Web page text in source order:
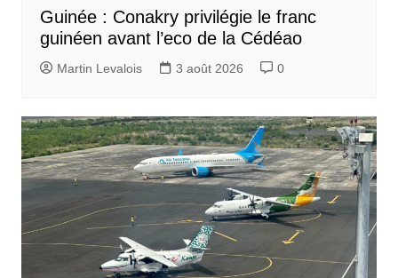
Guinée : Conakry privilégie le franc
guinéen avant l’eco de la Cédéao
Martin Levalois 3 août 2026 0